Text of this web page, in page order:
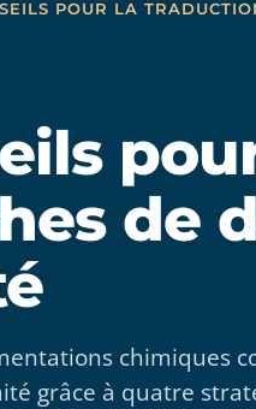
POUR LA
de
chimiques
grâce à quatre